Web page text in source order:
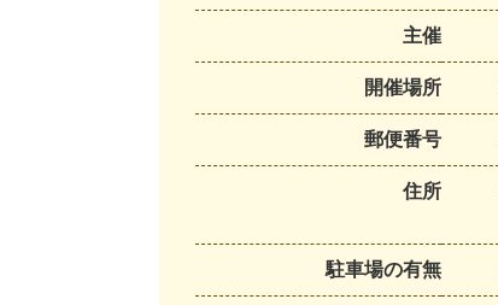
主催
開催場所
郵便番号
住所
駐車場の有無